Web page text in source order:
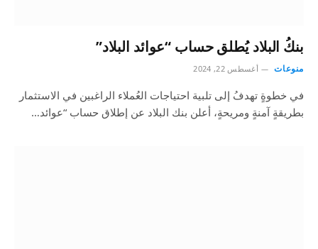
بنكُ البلاد يُطلق حساب “عوائد البلاد”
منوعات أغسطس 22, 2024
في خطوةٍ تهدفُ إلى تلبية احتياجات العُملاء الراغبين في الاستثمار
بطريقةٍ آمنةٍ ومريحةٍ، أعلن بنك البلاد عن إطلاق حساب “عوائد…